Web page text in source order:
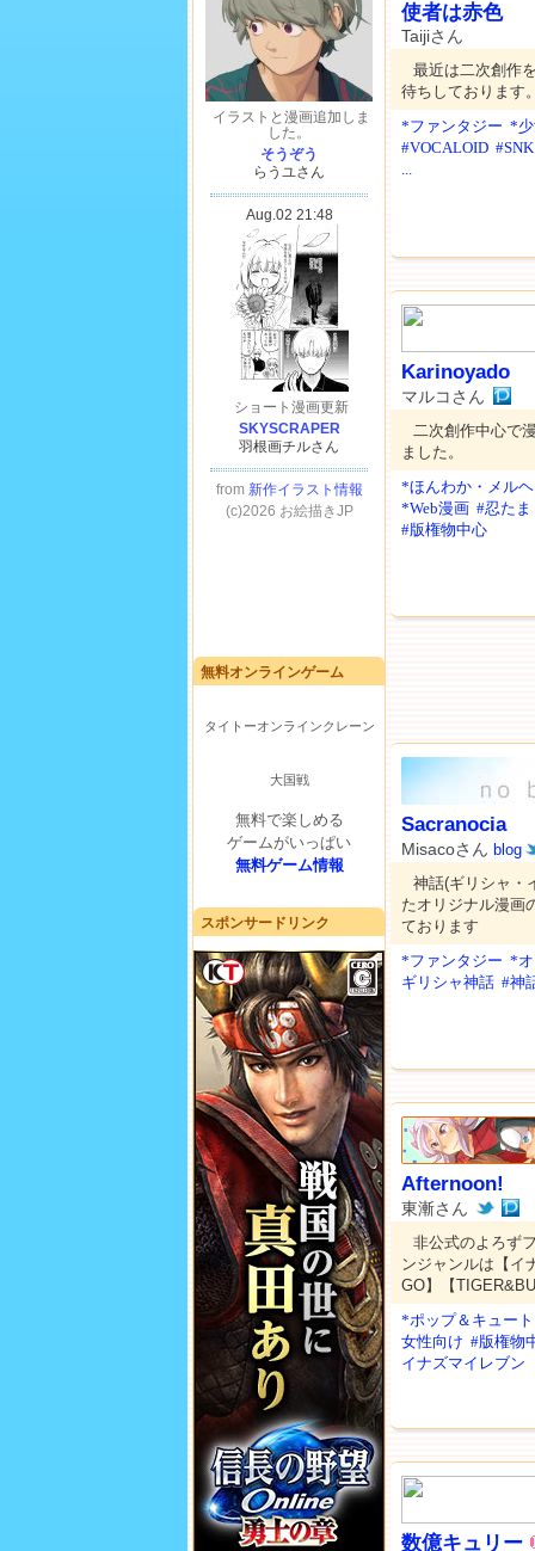
無料オンラインゲーム
タイトーオンラインクレーン
大国戦
無料で楽しめる
ゲームがいっぱい
無料ゲーム情報
スポンサードリンク
使者は赤色
Taijiさん
最近は二次創作
待ちしております
*ファンタジー *
#VOCALOID
...
Karinoyado
マルコさん
二次創作中心で
ました。
*ほんわか・メル
*Web漫画 #忍たま
#版権物中心
Sacranocia
Misacoさん blog
神話(ギリシャ・
たオリジナル漫画
ております
*ファンタジー *
ギリシャ神話 #神
Afternoon!
東漸さん
非公式のよろず
ンジャンルは【イ
GO】【
*ポップ＆キュート
女性向け #版権物
イナズマイレブン
数億キュリー